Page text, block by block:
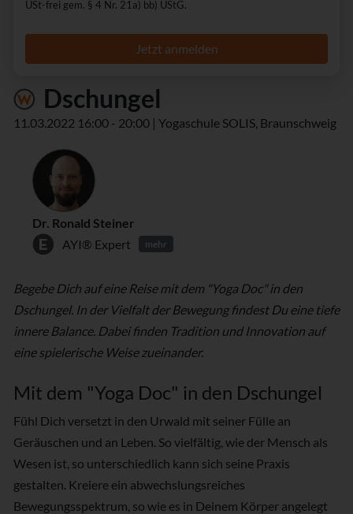
USt-frei gem. § 4 Nr. 21a) bb) UStG.
Jetzt anmelden
Dschungel
11.03.2022 16:00 - 20:00 | Yogaschule SOLIS, Braunschweig
Dr. Ronald Steiner
AYI® Expert
mehr
Begebe Dich auf eine Reise mit dem "Yoga Doc" in den
Dschungel. In der Vielfalt der Bewegung findest Du eine tiefe
innere Balance. Dabei finden Tradition und Innovation auf
eine spielerische Weise zueinander.
Mit dem "Yoga Doc" in den Dschungel
Fühl Dich versetzt in den Urwald mit seiner Fülle an
Geräuschen und an Leben. So vielfältig, wie der Mensch als
Wesen ist, so unterschiedlich kann sich seine Praxis
gestalten. Kreiere ein abwechslungsreiches
Bewegungsspektrum, so wie es in Deinem Körper angelegt